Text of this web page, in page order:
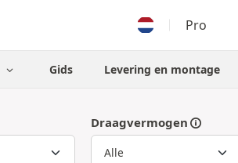
Pro
Gids Levering en montage
Draagvermogen